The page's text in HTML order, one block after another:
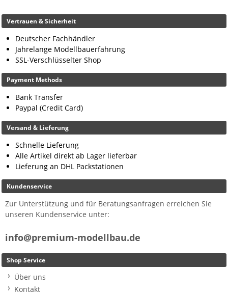
Vertrauen & Sicherheit
Deutscher Fachhändler
Jahrelange Modellbauerfahrung
SSL-Verschlüsselter Shop
Payment Methods
Bank Transfer
Paypal (Credit Card)
Versand & Lieferung
Schnelle Lieferung
Alle Artikel direkt ab Lager lieferbar
Lieferung an DHL Packstationen
Kundenservice
Zur Unterstützung und für Beratungsanfragen erreichen Sie
unseren Kundenservice unter:
info@premium-modellbau.de
Shop Service
Über uns
Kontakt